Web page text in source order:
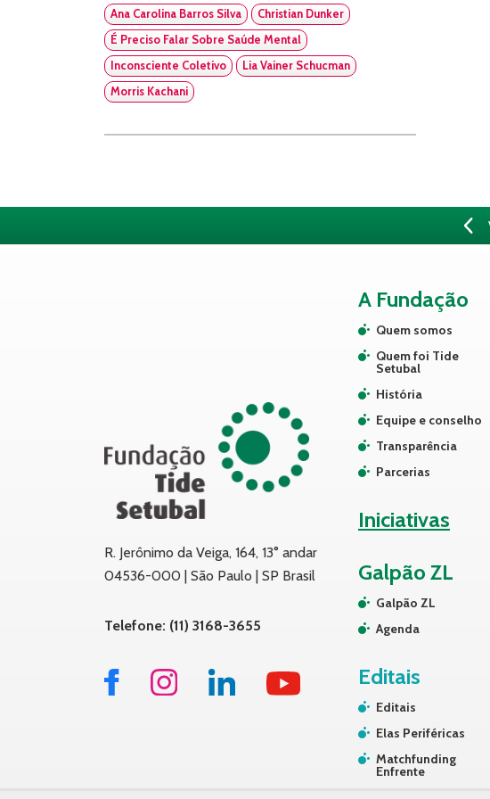
Ana Carolina Barros Silva
Christian Dunker
É Preciso Falar Sobre Saúde Mental
Inconsciente Coletivo
Lia Vainer Schucman
Morris Kachani
R. Jerônimo da Veiga, 164, 13° andar
04536-000 | São Paulo | SP Brasil
Telefone: (11) 3168-3655
A Fundação
Quem somos
Quem foi Tide
Setubal
História
Equipe e conselho
Transparência
Parcerias
Iniciativas
Galpão ZL
Galpão ZL
Agenda
Editais
Editais
Elas Periféricas
Matchfunding
Enfrente